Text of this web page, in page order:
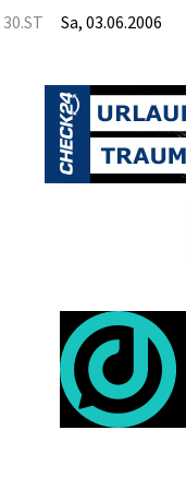
30.ST
Sa, 03.06.2006